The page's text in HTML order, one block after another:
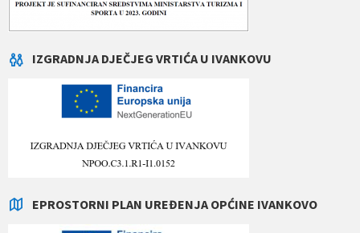
IZGRADNJA DJEČJEG VRTIĆA U IVANKOVU
EPROSTORNI PLAN UREĐENJA OPĆINE IVANKOVO